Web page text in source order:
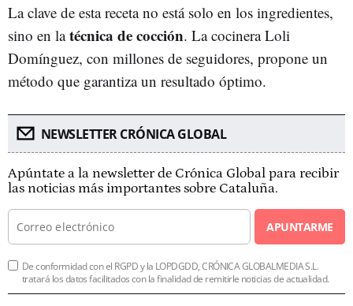
La clave de esta receta no está solo en los ingredientes,
sino en latécnica de cocción. La cocinera Loli
Domínguez, con millones de seguidores, propone un
método que garantiza un resultado óptimo.
NEWSLETTER CRÓNICA GLOBAL
Apúntate a la newsletter de Crónica Global para recibir
las noticias más importantes sobre Cataluña.
APUNTARME
De conformidad con el RGPD y la LOPDGDD, CRÓNICA GLOBALMEDIA S.L.
tratará los datos facilitados con la finalidad de remitirle noticias de actualidad.